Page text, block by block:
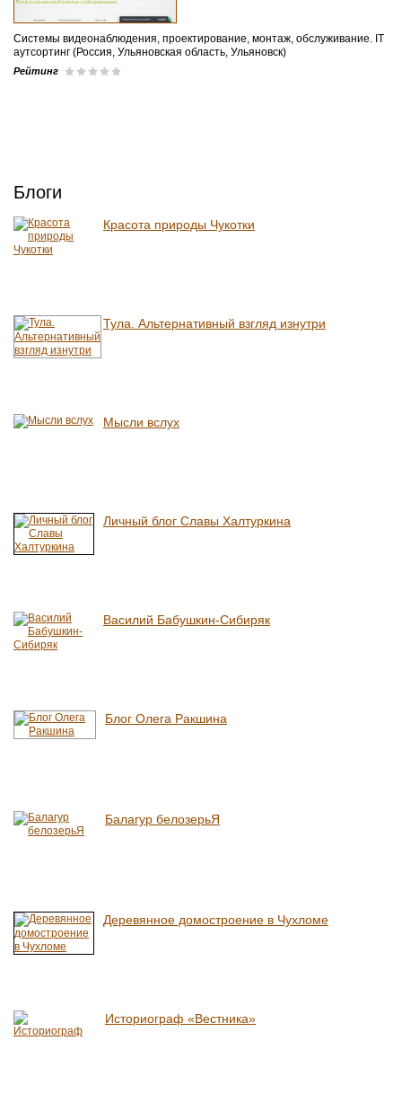
Системы видеонаблюдения, проектирование, монтаж, обслуживание. IT
аутсортинг (Россия, Ульяновская область, Ульяновск)
Рейтинг
Блоги
Красота природы Чукотки
Тула. Альтернативный взгляд изнутри
Мысли вслух
Личный блог Славы Халтуркина
Василий Бабушкин-Сибиряк
Блог Олега Ракшина
Балагур белозерьЯ
Деревянное домостроение в Чухломе
Историограф «Вестника»